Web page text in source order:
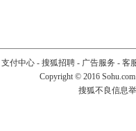
支付中心- 搜狐招聘- 广告服务 - 客
Copyright © 2016
搜狐不良信息